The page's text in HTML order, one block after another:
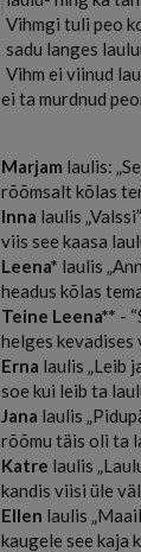
Vihmgi tuli peo
sadu langes
Vihm ei viinud
ei ta murdnud
Marjam laulis:
rõõmsalt kõlas
Inna laulis
viis see kaasa
Leena* laulis
headus kõlas
Teine Leena** -
helges kevadises
Erna laulis „Leib
soe kui leib ta
Jana laulis
rõõmu täis oli ta
Katre laulis
kandis viisi üle
Ellen laulis
kaugele see kaja